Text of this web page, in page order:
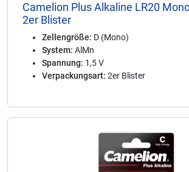
Camelion Plus Alkaline LR20
2er Blister
Zellengröße: D (Mono)
System: AlMn
Spannung: 1,5 V
Verpackungsart: 2er Blister